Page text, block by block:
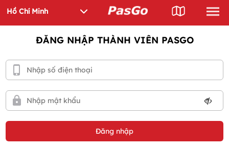
ĐĂNG NHẬP THÀNH VIÊN PASGO